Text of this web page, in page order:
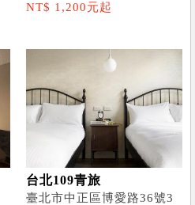
NT$ 1,200元起
台北109青旅
臺北市中正區博愛路36號3